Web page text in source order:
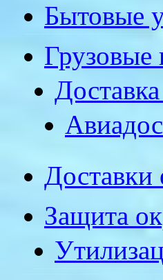
Бытовые
Грузовые
Доставки
Защита